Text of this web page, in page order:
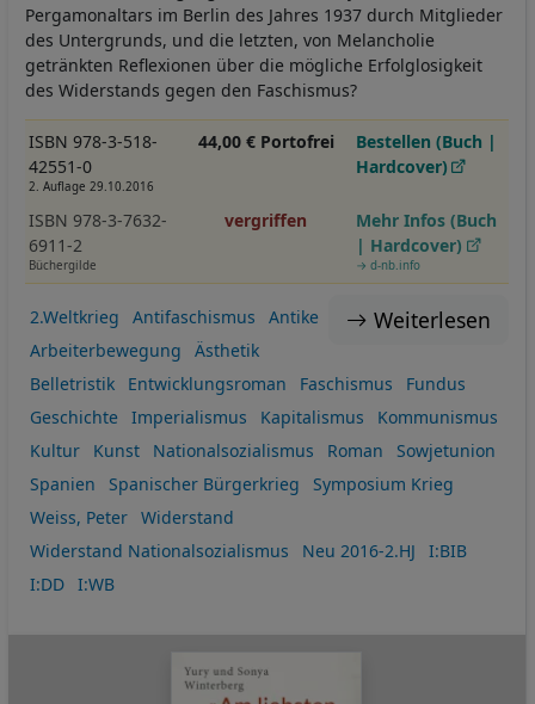
Pergamonaltars im Berlin des Jahres 1937 durch Mitglieder
des Untergrunds, und die letzten, von Melancholie
getränkten Reflexionen über die mögliche Erfolglosigkeit
des Widerstands gegen den Faschismus?
ISBN 978-3-518-
42551-0
2. Auflage 29.10.2016
44,00 € Portofrei
Bestellen (Buch |
Hardcover)
ISBN 978-3-7632-
6911-2
Büchergilde
vergriffen
Mehr Infos (Buch
| Hardcover)
→ d-nb.info
Weiterlesen
2.Weltkrieg Antifaschismus
Antike
Arbeiterbewegung
Ästhetik
Belletristik
Entwicklungsroman Faschismus
Fundus
Geschichte
Imperialismus Kapitalismus
Kommunismus
Kultur
Kunst Nationalsozialismus Roman
Sowjetunion
Spanien
Spanischer Bürgerkrieg
Symposium Krieg
Weiss, Peter
Widerstand
Widerstand Nationalsozialismus
Neu 2016-2.HJ
I:BIB
I:DD
I:WB